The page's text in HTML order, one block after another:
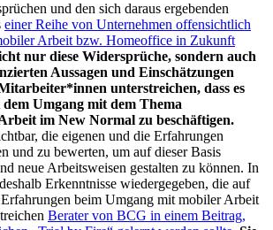
und den sich daraus ergebenden
einer Reihe von Unternehmen offensichtlich
Arbeit bzw. Homeoffice in Zukunft
nur diese Widersprüche, sondern auch
Aussagen und Einschätzungen
unterstreichen, dass es
Umgang mit dem Thema
im New Normal zu beschäftigen.
die eigenen und die Erfahrungen
und zu bewerten, um auf dieser Basis
neue Arbeitsweisen gestalten zu können. In
Erkenntnisse wiedergegeben, die auf
beim Umgang mit mobiler Arbeit
Berater von BCG in einem Beitrag,